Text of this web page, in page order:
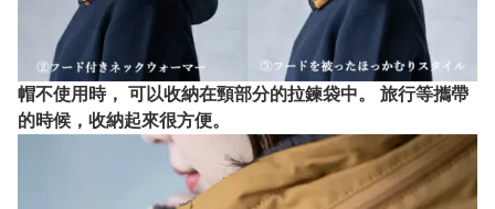
帽不使用時， 可以收納在頸部分的拉鍊袋中。 旅行等攜帶
的時候，收納起來很方便。